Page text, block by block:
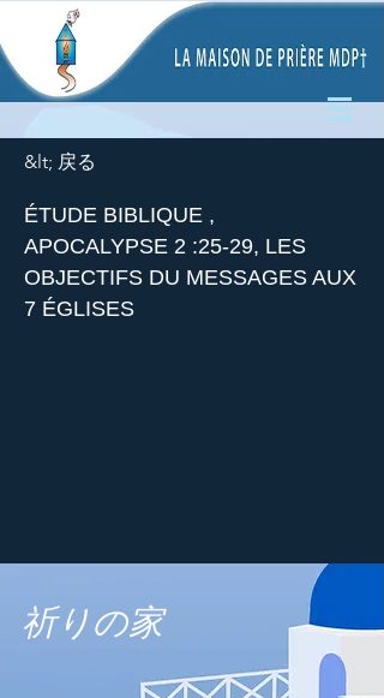
&lt; 戻る
ÉTUDE BIBLIQUE ,
APOCALYPSE 2 :25-29, LES
OBJECTIFS DU MESSAGES AUX
7 ÉGLISES
祈りの家